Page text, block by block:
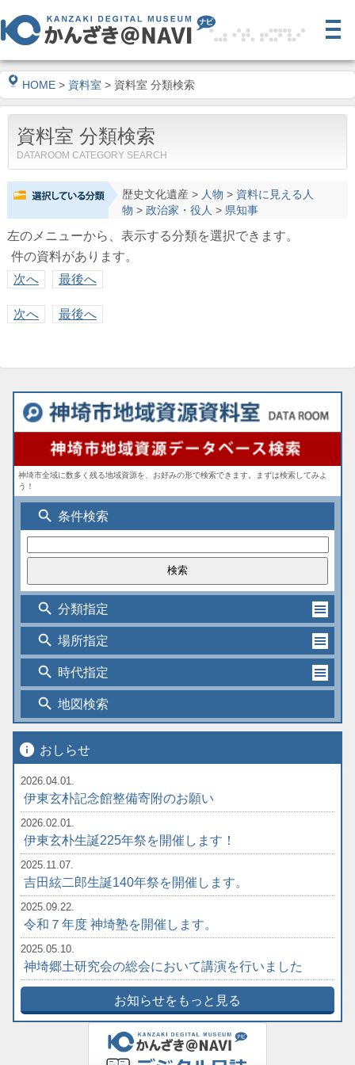
HOME > 資料室 > 資料室 分類検索
資料室 分類検索
DATAROOM CATEGORY SEARCH
歴史文化遺産> 人物 > 資料に見える人
物 > 政治家・役人 > 県知事
左のメニューから、表示する分類を選択できます。
件の資料があります。
次へ
最後へ
次へ 最後へ
神埼市全域に数多く残る地域資源を、お好みの形で検索できます。まずは検索してみよ
う！
search 条件検索
search 分類指定
search 場所指定
search 時代指定
search 地図検索
info おしらせ
2026.04.01.
伊東玄朴記念館整備寄附のお願い
2026.02.01.
伊東玄朴生誕225年祭を開催します！
2025.11.07.
吉田絃二郎生誕140年祭を開催します。
2025.09.22.
令和７年度 神埼塾を開催します。
2025.05.10.
神埼郷土研究会の総会において講演を行いました
お知らせをもっと見る